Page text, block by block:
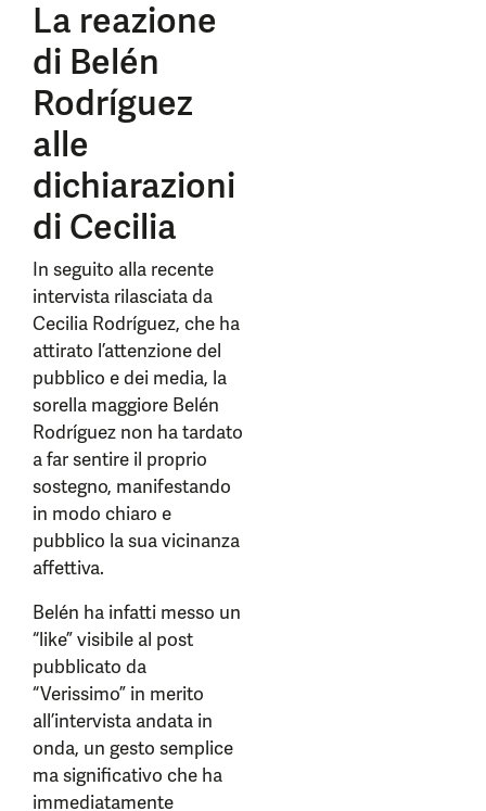
La reazione
di Belén
Rodríguez
alle
dichiarazioni
di Cecilia
In seguito alla recente
intervista rilasciata da
Cecilia Rodríguez, che ha
attirato l’attenzione del
pubblico e dei media, la
sorella maggiore Belén
Rodríguez non ha tardato
a far sentire il proprio
sostegno, manifestando
in modo chiaro e
pubblico la sua vicinanza
affettiva.
Belén ha infatti messo un
“like” visibile al post
pubblicato da
“Verissimo” in merito
all’intervista andata in
onda, un gesto semplice
ma significativo che ha
immediatamente